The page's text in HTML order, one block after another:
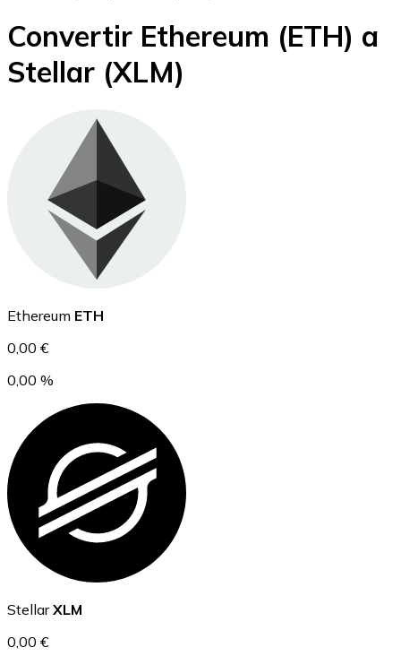
Bitcoin
BTC
Ethereum
ETH
USD Coin
USDC
Convertir Ethereum (ETH) a
Stellar (XLM)
Ethereum ETH
0,00 €
0,00 %
Stellar XLM
0,00 €